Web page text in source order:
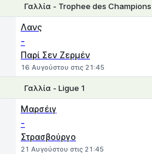
Γαλλία - Trophee des Champions
Λανς
-
Παρί Σεν Ζερμέν
16 Αυγούστου στις 21:45
Γαλλία - Ligue 1
Μαρσέιγ
-
Στρασβούργο
21 Αυγούστου στις 21:45